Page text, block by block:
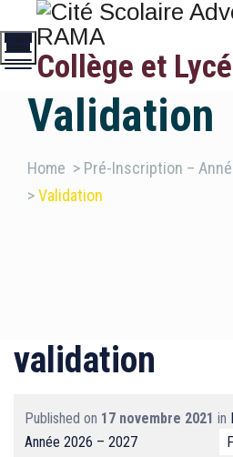
Collège et
Toggle
menu
Validation
Home > Pré-Inscription –
>Validation
validation
Published on 17 novembre 2021 in
Année 2026 – 2027